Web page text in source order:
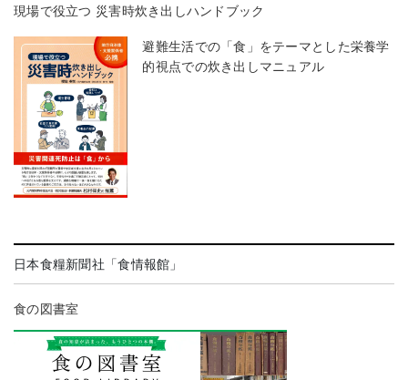
現場で役立つ 災害時炊き出しハンドブック
避難生活での「食」をテーマとした栄養学
的視点での炊き出しマニュアル
日本食糧新聞社「食情報館」
食の図書室